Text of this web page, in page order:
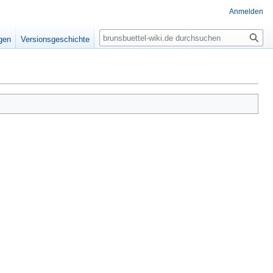
Anmelden
Versionsgeschichte
Suche